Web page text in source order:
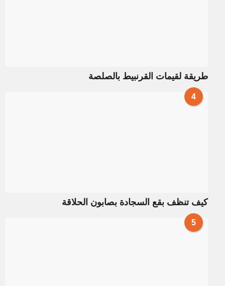
طريقة لقيمات القرنبيط بالصلصة
4
كيف تنظف بقع السجادة بصابون الحلاقة
5